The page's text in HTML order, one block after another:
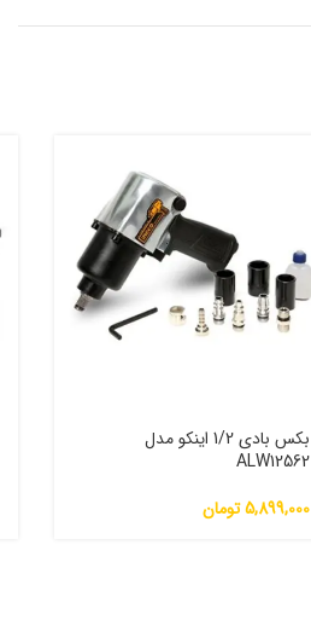
بکس بادی 1/2 اینکو مدل
ALW12562
5,899,000تومان